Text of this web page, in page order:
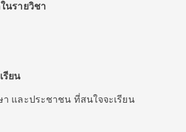
นรายวิชา
รียน
า และประชาชน ที่สนใจจะเรียน